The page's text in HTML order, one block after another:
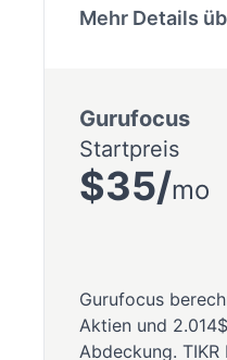
Mehr Details
Gurufocus
Startpreis
$35/mo
Gurufocus
Aktien und
Abdeckung.